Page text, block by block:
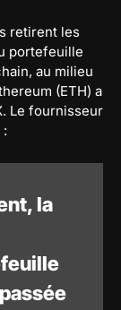
retirent les
portefeuille
au milieu
(ETH) a
Le fournisseur
:
la